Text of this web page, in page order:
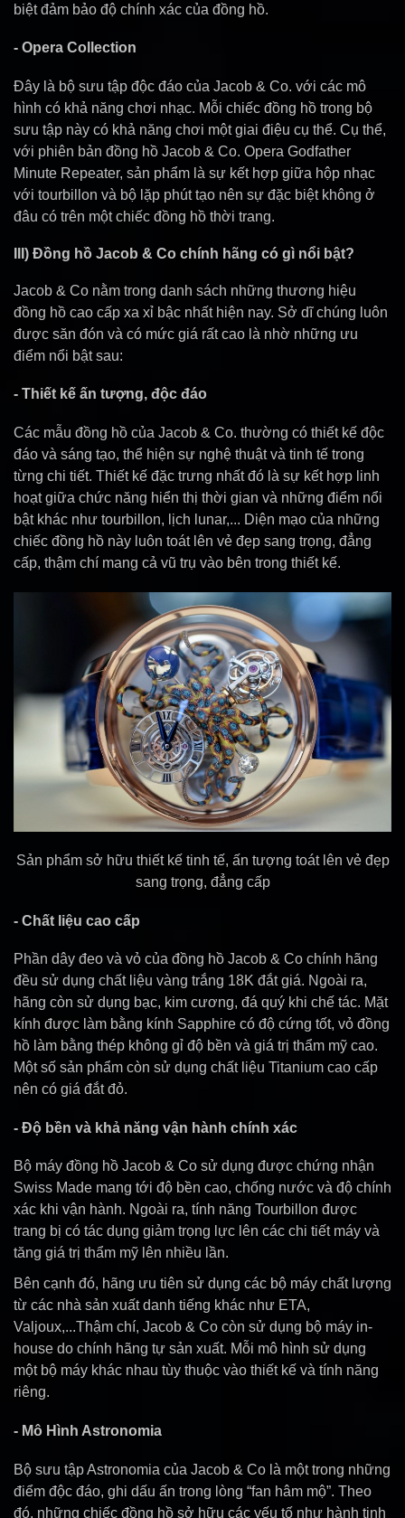
biệt đảm bảo độ chính xác của đồng hồ.
- Opera Collection
Đây là bộ sưu tập độc đáo của Jacob & Co. với các mô
hình có khả năng chơi nhạc. Mỗi chiếc đồng hồ trong bộ
sưu tập này có khả năng chơi một giai điệu cụ thể. Cụ thể,
với phiên bản đồng hồ Jacob & Co. Opera Godfather
Minute Repeater, sản phẩm là sự kết hợp giữa hộp nhạc
với tourbillon và bộ lặp phút tạo nên sự đặc biệt không ở
đâu có trên một chiếc đồng hồ thời trang.
III) Đồng hồ Jacob & Co chính hãng có gì nổi bật?
Jacob & Co nằm trong danh sách những thương hiệu
đồng hồ cao cấp xa xỉ bậc nhất hiện nay. Sở dĩ chúng luôn
được săn đón và có mức giá rất cao là nhờ những ưu
điểm nổi bật sau:
- Thiết kế ấn tượng, độc đáo
Các mẫu đồng hồ của Jacob & Co. thường có thiết kế độc
đáo và sáng tạo, thể hiện sự nghệ thuật và tinh tế trong
từng chi tiết. Thiết kế đặc trưng nhất đó là sự kết hợp linh
hoạt giữa chức năng hiển thị thời gian và những điểm nổi
bật khác như tourbillon, lịch lunar,... Diện mạo của những
chiếc đồng hồ này luôn toát lên vẻ đẹp sang trọng, đẳng
cấp, thậm chí mang cả vũ trụ vào bên trong thiết kế.
Sản phẩm sở hữu thiết kế tinh tế, ấn tượng toát lên vẻ đẹp
sang trọng, đẳng cấp
- Chất liệu cao cấp
Phần dây đeo và vỏ của đồng hồ Jacob & Co chính hãng
đều sử dụng chất liệu vàng trắng 18K đắt giá. Ngoài ra,
hãng còn sử dụng bạc, kim cương, đá quý khi chế tác. Mặt
kính được làm bằng kính Sapphire có độ cứng tốt, vỏ đồng
hồ làm bằng thép không gỉ độ bền và giá trị thẩm mỹ cao.
Một số sản phẩm còn sử dụng chất liệu Titanium cao cấp
nên có giá đắt đỏ.
- Độ bền và khả năng vận hành chính xác
Bộ máy đồng hồ Jacob & Co sử dụng được chứng nhận
Swiss Made mang tới độ bền cao, chống nước và độ chính
xác khi vận hành. Ngoài ra, tính năng Tourbillon được
trang bị có tác dụng giảm trọng lực lên các chi tiết máy và
tăng giá trị thẩm mỹ lên nhiều lần.
Bên cạnh đó, hãng ưu tiên sử dụng các bộ máy chất lượng
từ các nhà sản xuất danh tiếng khác như ETA,
Valjoux,...Thậm chí, Jacob & Co còn sử dụng bộ máy in-
house do chính hãng tự sản xuất. Mỗi mô hình sử dụng
một bộ máy khác nhau tùy thuộc vào thiết kế và tính năng
riêng.
- Mô Hình Astronomia
Bộ sưu tập Astronomia của Jacob & Co là một trong những
điểm độc đáo, ghi dấu ấn trong lòng “fan hâm mộ”. Theo
đó, những chiếc đồng hồ sở hữu các yếu tố như hành tinh